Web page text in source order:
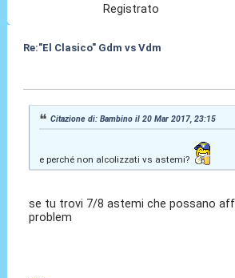
Registrato
Re:"El Clasico" Gdm vs Vdm
Citazione di: Bambino il 20 Mar 2017, 23:15
e perché non alcolizzati vs astemi?
se tu trovi 7/8 astemi che possano
problem